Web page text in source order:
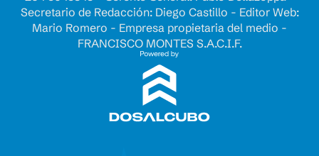
Secretario de Redacción: Diego Castillo - Editor Web:
Mario Romero - Empresa propietaria del medio -
FRANCISCO MONTES S.A.C.I.F.